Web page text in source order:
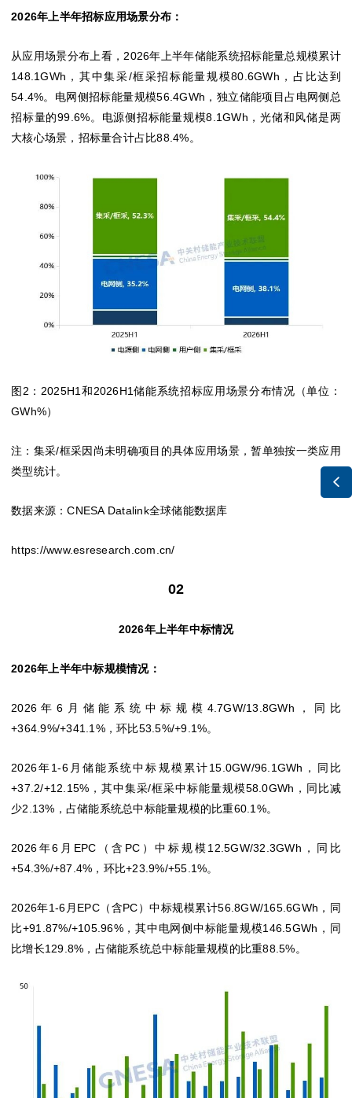

2026年上半年招标应用场景分布：
从应用场景分布上看，2026年上半年储能系统招标能量总规模累计
148.1GWh，其中集采/框采招标能量规模80.6GWh，占比达到
54.4%。电网侧招标能量规模56.4GWh，独立储能项目占电网侧总
招标量的99.6%。电源侧招标能量规模8.1GWh，光储和风储是两
大核心场景，招标量合计占比88.4%。
图2：2025H1和2026H1储能系统招标应用场景分布情况（单位：
GWh%）
注：集采/框采因尚未明确项目的具体应用场景，暂单独按一类应用
类型统计。
数据来源：CNESA Datalink全球储能数据库
https://www.esresearch.com.cn/
02
2026年上半年中标情况
2026年上半年中标规模情况：
2026年6月储能系统中标规模4.7GW/13.8GWh，同比
+364.9%/+341.1%，环比53.5%/+9.1%。
2026年1-6月储能系统中标规模累计15.0GW/96.1GWh，同比
+37.2/+12.15%，其中集采/框采中标能量规模58.0GWh，同比减
少2.13%，占储能系统总中标能量规模的比重60.1%。
2026年6月EPC（含PC）中标规模12.5GW/32.3GWh，同比
+54.3%/+87.4%，环比+23.9%/+55.1%。
2026年1-6月EPC（含PC）中标规模累计56.8GW/165.6GWh，同
比+91.87%/+105.96%，其中电网侧中标能量规模146.5GWh，同
比增长129.8%，占储能系统总中标能量规模的比重88.5%。